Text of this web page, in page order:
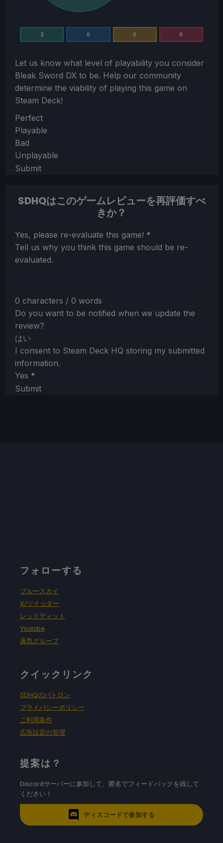
2 0 0 0
Let us know what level of playability you consider
Bleak Sword DX to be. Help our community
determine the viability of playing this game on
Steam Deck!
Section
Perfect
Playable
Bad
Unplayable
Submit
SDHQはこのゲームレビューを再評価すべ
きか？
Section
Yes, please re-evaluate this game! *
Tell us why you think this game should be re-
evaluated.
0 characters / 0 words
Do you want to be notified when we update the
review?
はい
I consent to Steam Deck HQ storing my submitted
information.
Yes *
Submit
フォローする
ブルースカイ
X/ツイッター
レッドディット
Youtube
蒸気グループ
クイックリンク
SDHQのパトロン
プライバシーポリシー
ご利用条件
広告設定の管理
提案は？
Discordサーバーに参加して、匿名でフィードバックを残して
ください！
ディスコードで参加する